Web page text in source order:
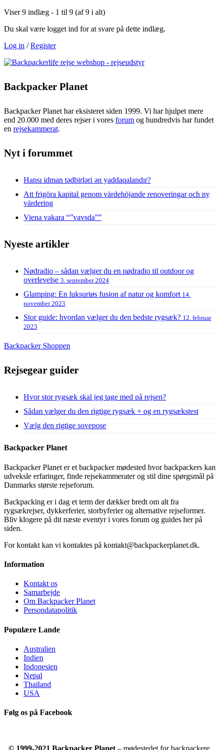
Viser 9 indlæg - 1 til 9 (af 9 i alt)
Du skal være logget ind for at svare på dette indlæg.
Log in /Register
Backpacker Planet
Backpacker Planet har eksisteret siden 1999. Vi har hjulpet mere
end 20.000 med deres rejser i vores forum og hundredvis har fundet
en rejsekammerat.
Nyt i forummet
Hansı idman tədbirləri ən yaddaqalandır?
Att frigöra kapital genom värdehöjande renoveringar och ny
värdering
Viena vakara “”vavsda””
Nyeste artikler
Nødradio – sådan vælger du en nødradio til outdoor og
overlevelse 3. september 2024
Glamping: En luksuriøs fusion af natur og komfort 14.
november 2023
Stor guide: hvordan vælger du den bedste rygsæk? 12. februar
2023
Backpacker Shoppen
Rejsegear guider
Hvor stor rygsæk skal jeg tage med på rejsen?
Sådan vælger du den rigtige rygsæk + og en rygsækstest
Vælg den rigtige sovepose
Backpacker Planet
Backpacker Planet er et backpacker mødested hvor backpackers kan
udveksle erfaringer, finde rejsekammerater og stil dine spørgsmål på
Danmarks største rejseforum.
Backpacking er i dag et term der dækker bredt om alt fra
rygsækrejser, dykkerferier, storbyferier og alternative rejseformer.
Bliv klogere på dit næste eventyr i vores forum og guides her på
siden.
For kontakt kan vi kontaktes på kontakt@backpackerplanet.dk.
Information
Kontakt os
Samarbejde
Om Backpacker Planet
Persondatapolitik
Populære Lande
Australien
Indien
Indonesien
Nepal
Thailand
USA
Følg os på Facebook